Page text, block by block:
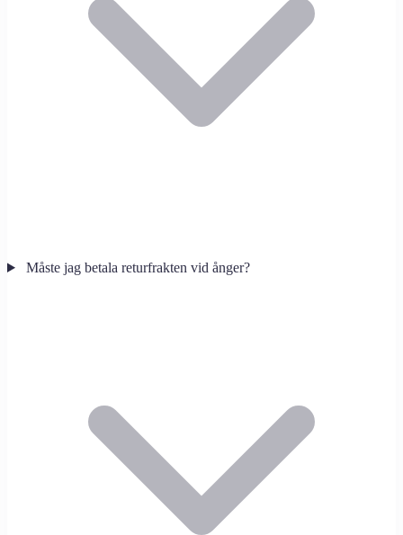
Måste jag betala returfrakten vid ånger?